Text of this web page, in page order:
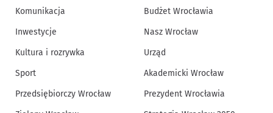
Komunikacja
Inwestycje
Kultura i rozrywka
Sport
Przedsiębiorczy Wrocław
Budżet Wrocławia
Nasz Wrocław
Urząd
Akademicki Wrocław
Prezydent Wrocławia